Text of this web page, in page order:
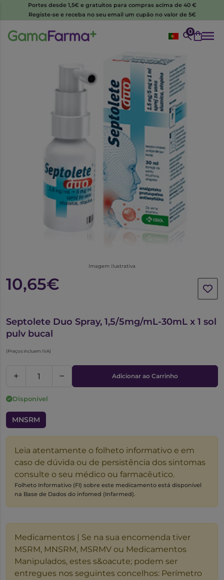
Portes desde 1,5€ e gratuitos para compras acima de 40 €
Registe-se e receba no seu email um cupão no valor de 5€
0
Imagem ilustrativa
10,65€
Septolete Duo Spray, 1,5/5mg/mL-30mL x 1 sol
pulv bucal
(Preços incluem IVA)
Adicionar ao Carrinho
Disponível
MNSRM
Leia atentamente o folheto informativo e em
caso de dúvida ou de persistência dos sintomas
consulte o seu médico ou farmacêutico.
Folheto Informativo (FI) sobre este medicamento está disponível
na Base de Dados do infomed (Infarmed).
Medicamentos | Se na sua encomenda tiver
MSRM, MNSRM, MSRMV ou Medicamentos
Manipulados, estes s&oacute; podem ser
entregues nos seguintes concelhos: Perímetro